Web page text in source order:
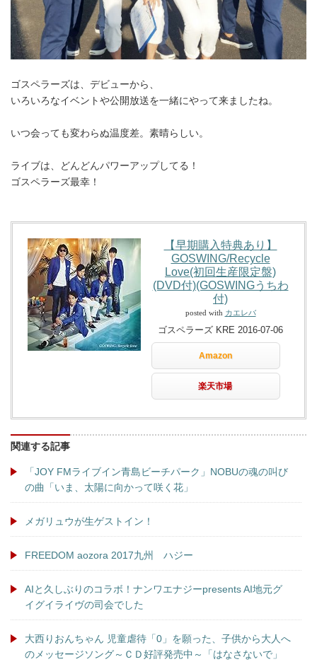
ゴスペラーズは、デビューから、
いろいろなイベントや公開放送を一緒にやって来ましたね。
いつ会っても変わらぬ温度差。素晴らしい。
ライブは、どんどんパワーアップしてる！
ゴスペラーズ最幸！
【早期購入特典あり】
GOSWING/Recycle
Love(初回生産限定盤)
(DVD付)(GOSWINGうちわ
付)
posted with カエレバ
ゴスペラーズ KRE 2016-07-06
Amazon
楽天市場
関連する記事
「JOY FMライブイン青島ビーチパーク」NOBUの魂の叫び
の曲「いま、太陽に向かって咲く花」
メガリュウが生ゲストイン！
FREEDOM aozora 2017九州 ハジー
AIと久しぶりのコラボ！ナンワエナジーpresents AI地元グ
イグイライヴの司会でした
大西りおんちゃん 児童虐待「0」を願った、子供から大人へ
のメッセージソング～ＣＤ好評発売中～「はなさないで」